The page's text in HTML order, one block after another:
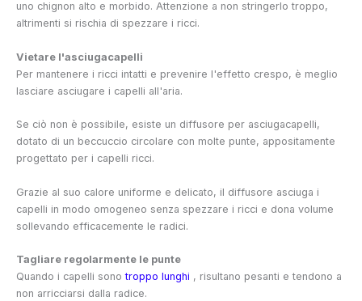
uno chignon alto e morbido. Attenzione a non stringerlo troppo,
altrimenti si rischia di spezzare i ricci.
Vietare l'asciugacapelli
Per mantenere i ricci intatti e prevenire l'effetto crespo, è meglio
lasciare asciugare i capelli all'aria.
Se ciò non è possibile, esiste un diffusore per asciugacapelli,
dotato di un beccuccio circolare con molte punte, appositamente
progettato per i capelli ricci.
Grazie al suo calore uniforme e delicato, il diffusore asciuga i
capelli in modo omogeneo senza spezzare i ricci e dona volume
sollevando efficacemente le radici.
Tagliare regolarmente le punte
Quando i capelli sonotroppo lunghi , risultano pesanti e tendono a
non arricciarsi dalla radice.